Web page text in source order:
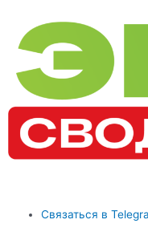
Связаться в